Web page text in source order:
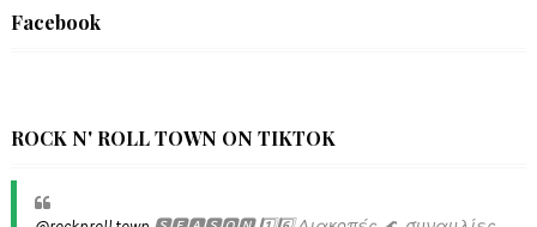
Facebook
ROCK N' ROLL TOWN ON TIKTOK